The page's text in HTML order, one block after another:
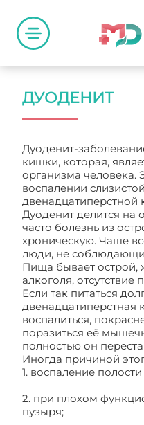
ДУОДЕНИТ
Дуоденит-
кишки, которая,
организма человека.
воспалении
двенадцатиперстной
Дуоденит делится на
часто болезнь из
хроническую. Чаше
люди, не
Пища бывает острой,
алкоголя,
Если так питаться
воспалиться,
поразиться её
полностью он
Иногда причиной
1. воспаление полости
2. при плохом
пузыря;